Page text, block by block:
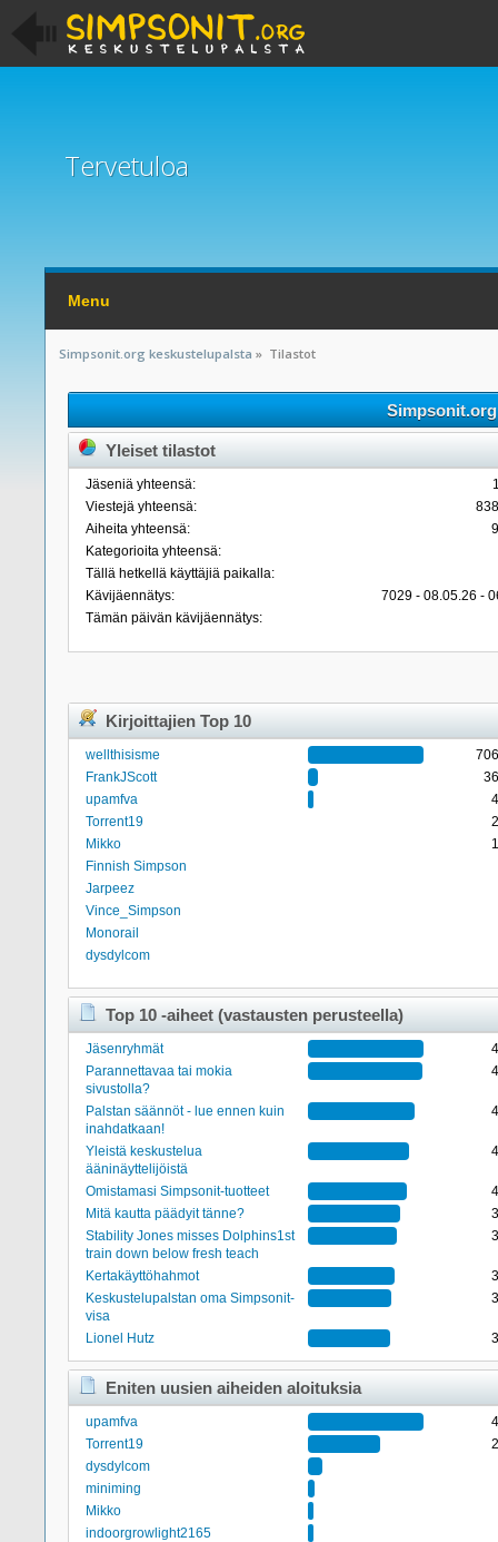
Tervetuloa
Menu
Simpsonit.org keskustelupalsta » Tilastot
Yleiset tilastot
Jäseniä yhteensä:
Viestejä yhteensä:
Aiheita yhteensä:
Kategorioita yhteensä:
Tällä hetkellä käyttäjiä paikalla:
Kävijäennätys:
7029 - 08.05.26 -
Tämän päivän kävijäennätys:
Kirjoittajien Top 10
wellthisisme
FrankJScott
upamfva
Torrent19
Mikko
Finnish Simpson
Jarpeez
Vince_Simpson
Monorail
dysdylcom
Top 10 -aiheet (vastausten perusteella)
Jäsenryhmät
Parannettavaa tai mokia
sivustolla?
Palstan säännöt - lue ennen kuin
inahdatkaan!
Yleistä keskustelua
ääninäyttelijöistä
Omistamasi Simpsonit-tuotteet
Mitä kautta päädyit tänne?
Stability Jones misses Dolphins1st
train down below fresh teach
Kertakäyttöhahmot
Keskustelupalstan oma Simpsonit-
visa
Lionel Hutz
Eniten uusien aiheiden aloituksia
upamfva
Torrent19
dysdylcom
miniming
Mikko
indoorgrowlight2165